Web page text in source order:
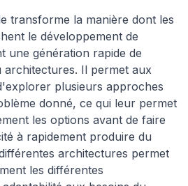
transforme la manière dont les
le développement de
une génération rapide de
architectures. Il permet aux
plusieurs approches
donné, ce qui leur permet
les options avant de faire
à rapidement produire du
architectures permet
les différentes